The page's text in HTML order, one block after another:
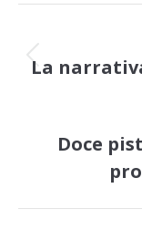
entre
La
Doce